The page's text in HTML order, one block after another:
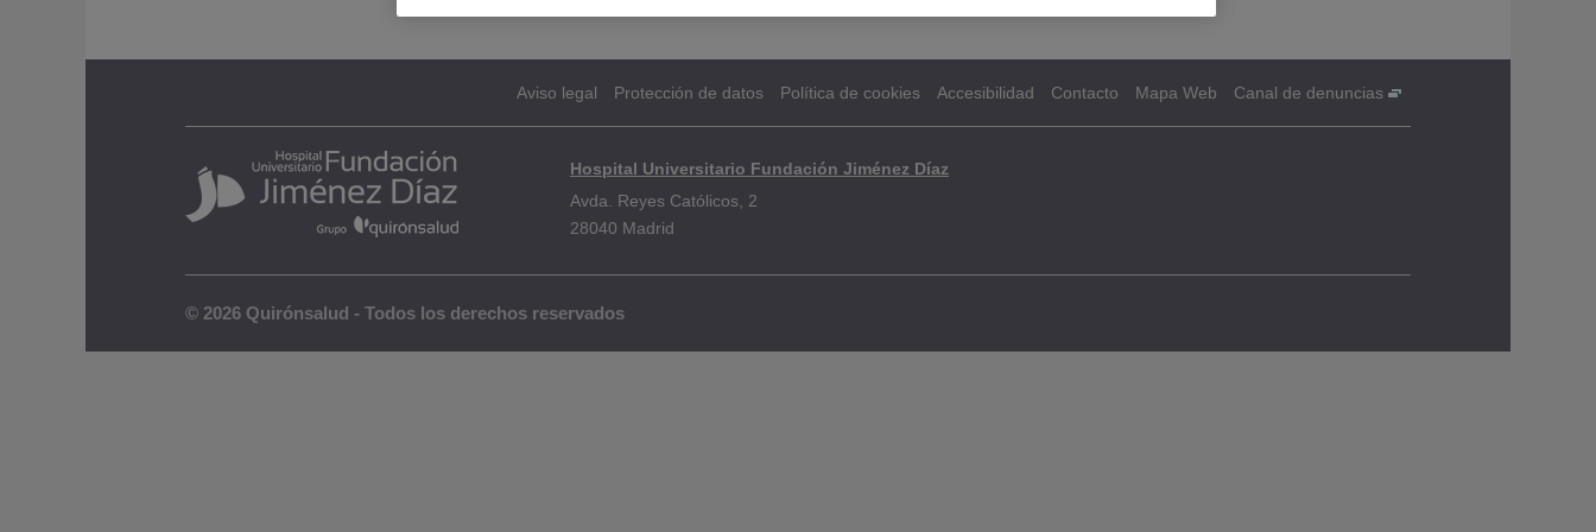
Aviso legal Protección de datos Política de cookies Accesibilidad Contacto Mapa Web Canal de denuncias
Hospital Universitario Fundación Jiménez Díaz
Avda. Reyes Católicos, 2
28040 Madrid
© 2026 Quirónsalud - Todos los derechos reservados